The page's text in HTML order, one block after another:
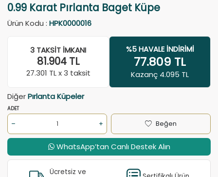
0.99 Karat Pırlanta Baget Küpe
Ürün Kodu : HPK0000016
3 TAKSIT İMKANI
81.904TL
27.301 TL x 3 taksit
%5 HAVALE İNDIRIMI
77.809 TL
Kazanç 4.095 TL
DiğerPırlanta Küpeler
ADET
Beğen
WhatsApp’tan Canlı Destek Alın
Ücretsiz ve